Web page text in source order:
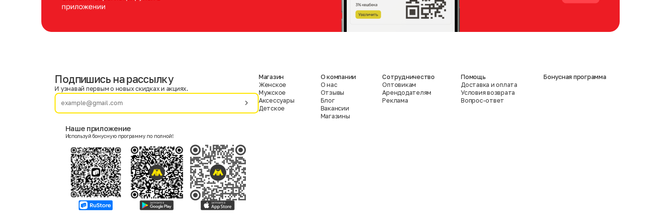
Фамилия
Женский
Согласие на получение чеков по электронной почте
Подпишись на рассылку
И узнавай первым о новых скидках и акциях.
Наше приложение
Используй бонусную программу по полной!
Магазин
Женское
Мужское
Аксессуары
Детское
О компании
О нас
Отзывы
Блог
Вакансии
Магазины
Сотрудничество
Оптовикам
Арендодателям
Реклама
Помощь
Доставка и оплата
Условия возврата
Вопрос-ответ
Бонусная программа